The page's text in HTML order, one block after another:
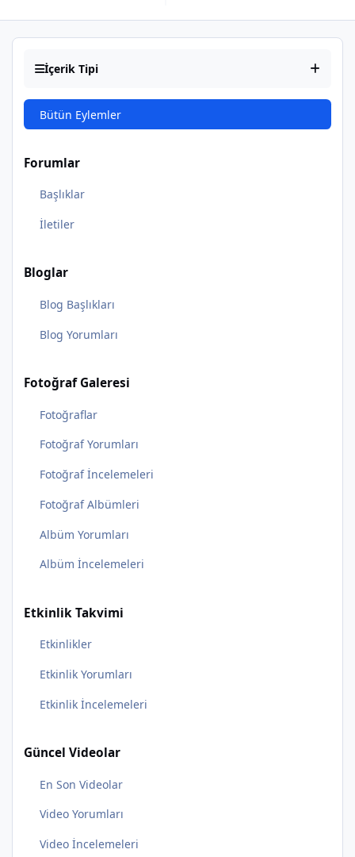
İçerik Tipi
Bütün Eylemler
Forumlar
Başlıklar
İletiler
Bloglar
Blog Başlıkları
Blog Yorumları
Fotoğraf Galeresi
Fotoğraflar
Fotoğraf Yorumları
Fotoğraf İncelemeleri
Fotoğraf Albümleri
Albüm Yorumları
Albüm İncelemeleri
Etkinlik Takvimi
Etkinlikler
Etkinlik Yorumları
Etkinlik İncelemeleri
Güncel Videolar
En Son Videolar
Video Yorumları
Video İncelemeleri